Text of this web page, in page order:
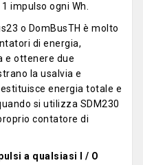
impulso ogni Wh.
o DomBusTH è molto
di energia,
e ottenere due
la usalvia e
energia totale e
si utilizza SDM230
contatore di
a qualsiasi I / O